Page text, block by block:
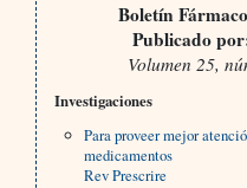
Boletín
Publicado
Volumen 25,
Investigaciones
Para proveer mejor
medicamentos
Rev Prescrire